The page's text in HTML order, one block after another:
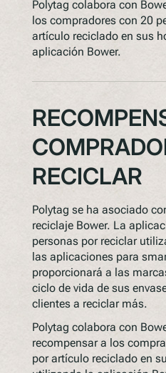
Polytag colabora con
los compradores con 20
artículo reciclado en sus
aplicación Bower.
RECICLAR
Polytag se ha asociado
reciclaje Bower. La
personas por reciclar
las aplicaciones para
proporcionará a las
ciclo de vida de sus
clientes a reciclar más.
Polytag colabora con
recompensar a los
por artículo reciclado en